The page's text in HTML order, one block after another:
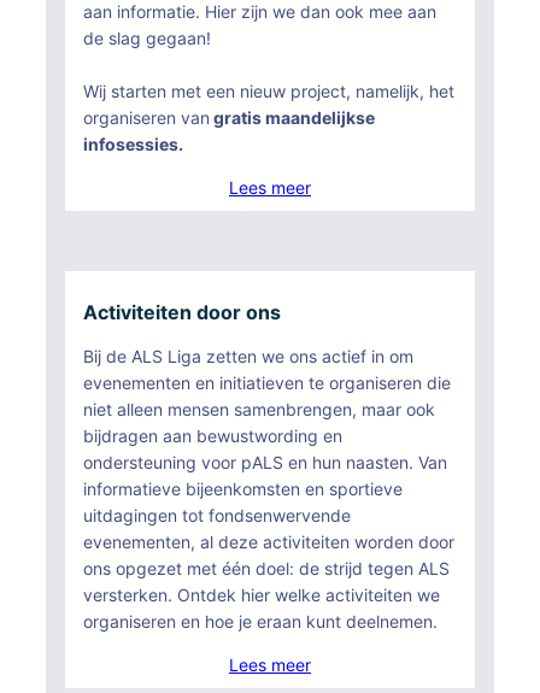
aan informatie. Hier zijn we dan ook mee aan
de slag gegaan!
Wij starten met een nieuw project, namelijk, het
organiseren van gratis maandelijkse
infosessies.
Lees meer
Activiteiten door ons
Bij de ALS Liga zetten we ons actief in om
evenementen en initiatieven te organiseren die
niet alleen mensen samenbrengen, maar ook
bijdragen aan bewustwording en
ondersteuning voor pALS en hun naasten. Van
informatieve bijeenkomsten en sportieve
uitdagingen tot fondsenwervende
evenementen, al deze activiteiten worden door
ons opgezet met één doel: de strijd tegen ALS
versterken. Ontdek hier welke activiteiten we
organiseren en hoe je eraan kunt deelnemen.
Lees meer